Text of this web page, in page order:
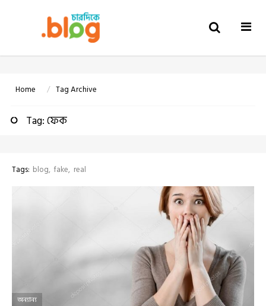
Home Tag Archive
Tag: ফেক
Tags: blog fake real
অন্যান্য